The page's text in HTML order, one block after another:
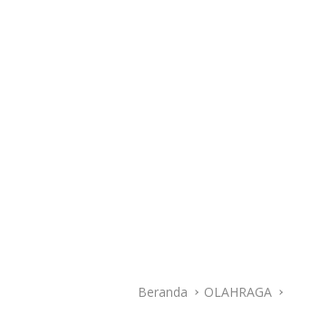
Beranda OLAHRAGA